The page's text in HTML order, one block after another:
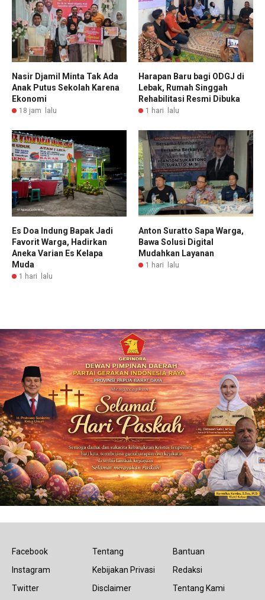
Nasir Djamil Minta Tak Ada
Anak Putus Sekolah Karena
Ekonomi
18 jam lalu
Harapan Baru bagi ODGJ di
Lebak, Rumah Singgah
Rehabilitasi Resmi Dibuka
1 hari lalu
Es Doa Indung Bapak Jadi
Favorit Warga, Hadirkan
Aneka Varian Es Kelapa
Muda
1 hari lalu
Anton Suratto Sapa Warga,
Bawa Solusi Digital
Mudahkan Layanan
1 hari lalu
Facebook
Instagram
Twitter
Tentang
Kebijakan Privasi
Disclaimer
Bantuan
Redaksi
Tentang Kami